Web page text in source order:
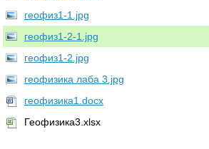
геофиз1-1.jpg
геофиз1-2-1.jpg
геофиз1-2.jpg
геофизика лаба 3.jpg
геофизика1.docx
Геофизика3.xlsx